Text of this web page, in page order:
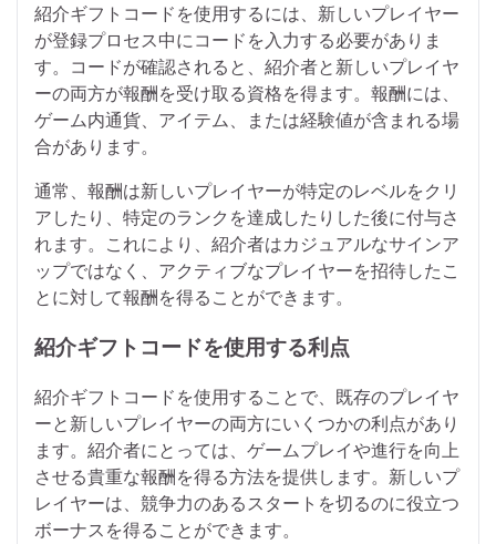
紹介ギフトコードを使用するには、新しいプレイヤー
が登録プロセス中にコードを入力する必要がありま
す。コードが確認されると、紹介者と新しいプレイヤ
ーの両方が報酬を受け取る資格を得ます。報酬には、
ゲーム内通貨、アイテム、または経験値が含まれる場
合があります。
通常、報酬は新しいプレイヤーが特定のレベルをクリ
アしたり、特定のランクを達成したりした後に付与さ
れます。これにより、紹介者はカジュアルなサインア
ップではなく、アクティブなプレイヤーを招待したこ
とに対して報酬を得ることができます。
紹介ギフトコードを使用する利点
紹介ギフトコードを使用することで、既存のプレイヤ
ーと新しいプレイヤーの両方にいくつかの利点があり
ます。紹介者にとっては、ゲームプレイや進行を向上
させる貴重な報酬を得る方法を提供します。新しいプ
レイヤーは、競争力のあるスタートを切るのに役立つ
ボーナスを得ることができます。